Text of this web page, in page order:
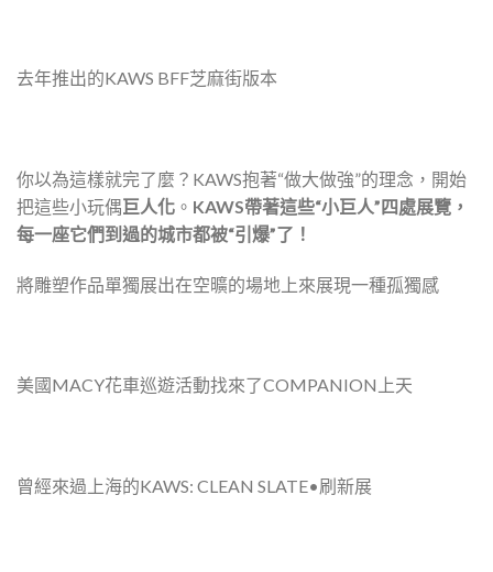
去年推出的KAWS BFF芝麻街版本
你以為這樣就完了麼？KAWS抱著“做大做強”的理念，開始
把這些小玩偶巨人化 。 KAWS帶著這些“小巨人”四處展覽，
每一座它們到過的城市都被“引爆”了！
將雕塑作品單獨展出在空曠的場地上來展現一種孤獨感
美國MACY花車巡遊活動找來了COMPANION上天
曾經來過上海的KAWS: CLEAN SLATE•刷新展